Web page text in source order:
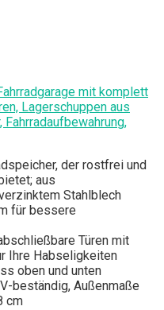
mit komplett
Lagerschuppen aus
Fahrradaufbewahrung,
der rostfrei und
aus
Stahlblech
für bessere
Türen mit
Ihre Habseligkeiten
oben und unten
beständig, Außenmaße
cm